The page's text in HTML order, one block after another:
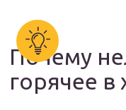
Почему
горячее